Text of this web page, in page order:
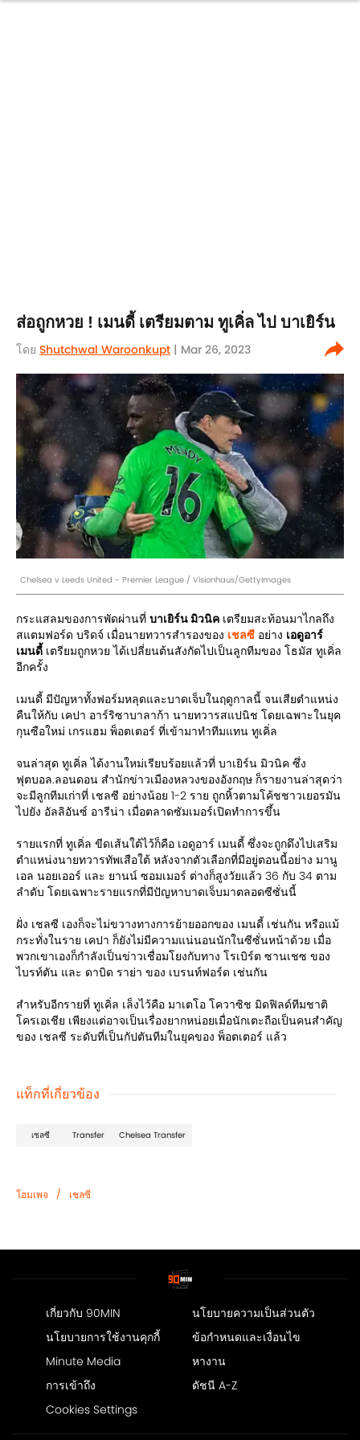
ส่อถูกหวย ! เมนดี้ เตรียมตาม ทูเคิ่ล ไป บาเยิร์น
โดย Shutchwal Waroonkupt | Mar 26, 2023
Chelsea v Leeds United - Premier League / Visionhaus/GettyImages
กระแสลมของการพัดผ่านที่ บาเยิร์น มิวนิค เตรียมสะท้อนมาไกลถึง
สแตมฟอร์ด บริดจ์ เมื่อนายทวารสำรองของ เชลซี อย่าง เอดูอาร์
เมนดี้ เตรียมถูกหวย ได้เปลี่ยนต้นสังกัดไปเป็นลูกทีมของ โธมัส ทูเคิ่ล
อีกครั้ง
เมนดี้ มีปัญหาทั้งฟอร์มหลุดและบาดเจ็บในฤดูกาลนี้ จนเสียตำแหน่ง
คืนให้กับ เคปา อาร์ริซาบาลาก้า นายทวารสแปนิช โดยเฉพาะในยุค
กุนซือใหม่ เกรแฮม พ็อตเตอร์ ที่เข้ามาทำทีมแทน ทูเคิ่ล
จนล่าสุด ทูเคิ่ล ได้งานใหม่เรียบร้อยแล้วที่ บาเยิร์น มิวนิค ซึ่ง
ฟุตบอล.ลอนดอน สำนักข่าวเมืองหลวงของอังกฤษ ก็รายงานล่าสุดว่า
จะมีลูกทีมเก่าที่ เชลซี อย่างน้อย 1-2 ราย ถูกหิ้วตามโค้ชชาวเยอรมัน
ไปยัง อัลลิอันซ์ อารีน่า เมื่อตลาดซัมเมอร์เปิดทำการขึ้น
รายแรกที่ ทูเคิ่ล ขีดเส้นใต้ไว้ก็คือ เอดูอาร์ เมนดี้ ซึ่งจะถูกดึงไปเสริม
ตำแหน่งนายทวารทัพเสือใต้ หลังจากตัวเลือกที่มีอยู่ตอนนี้อย่าง มานู
เอล นอยเออร์ และ ยานน์ ซอมเมอร์ ต่างก็สูงวัยแล้ว 36 กับ 34 ตาม
ลำดับ โดยเฉพาะรายแรกที่มีปัญหาบาดเจ็บมาตลอดซีซั่นนี้
ฝั่ง เชลซี เองก็จะไม่ขวางทางการย้ายออกของ เมนดี้ เช่นกัน หรือแม้
กระทั่งในราย เคปา ก็ยังไม่มีความแน่นอนนักในซีซั่นหน้าด้วย เมื่อ
พวกเขาเองก็กำลังเป็นข่าวเชื่อมโยงกับทาง โรเบิร์ต ซานเชซ ของ
ไบรท์ตัน และ ดาบิด ราย่า ของ เบรนท์ฟอร์ด เช่นกัน
สำหรับอีกรายที่ ทูเคิ่ล เล็งไว้คือ มาเตโอ โควาซิช มิดฟิลด์ทีมชาติ
โครเอเชีย เพียงแต่อาจเป็นเรื่องยากหน่อยเมื่อนักเตะถือเป็นคนสำคัญ
ของ เชลซี ระดับที่เป็นกัปตันทีมในยุคของ พ็อตเตอร์ แล้ว
แท็กที่เกี่ยวข้อง
เชลซี Transfer Chelsea Transfer
โฮมเพจ / เชลซี
เกี่ยวกับ 90MIN
นโยบายความเป็นส่วนตัว
นโยบายการใช้งานคุกกี้
ข้อกำหนดและเงื่อนไข
Minute Media
หางาน
การเข้าถึง
ดัชนี A-Z
Cookies Settings